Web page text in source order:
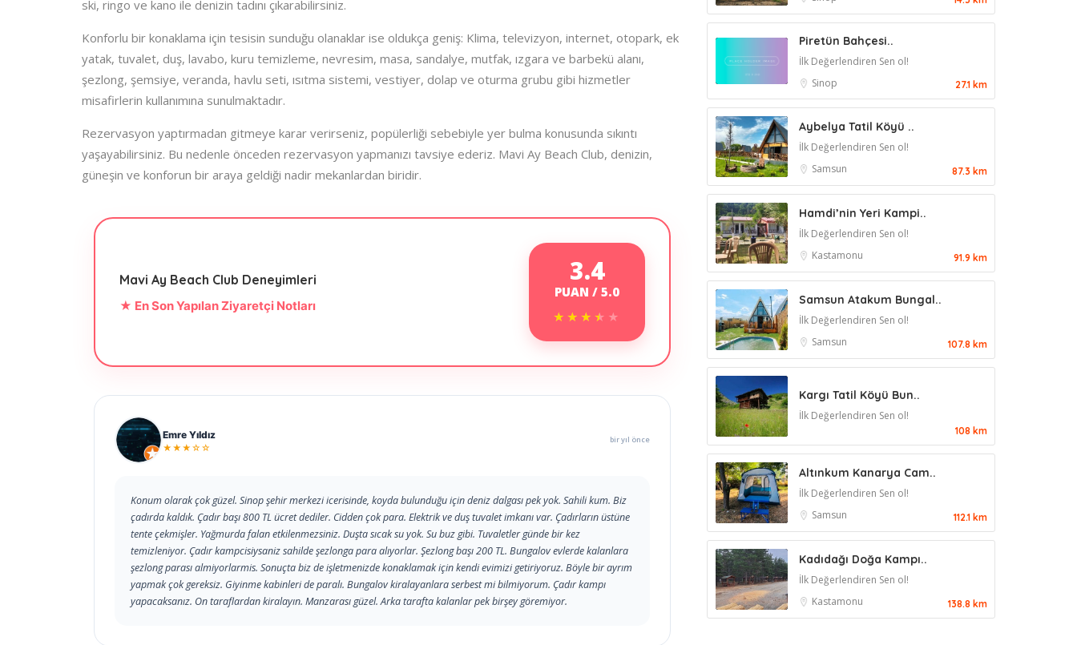
ski, ringo ve kano ile denizin tadını çıkarabilirsiniz.
Konforlu bir konaklama için tesisin sunduğu olanaklar ise oldukça geniş: Klima, televizyon, internet, otopark, ek
yatak, tuvalet, duş, lavabo, kuru temizleme, nevresim, masa, sandalye, mutfak, ızgara ve barbekü alanı,
şezlong, şemsiye, veranda, havlu seti, ısıtma sistemi, vestiyer, dolap ve oturma grubu gibi hizmetler
misafirlerin kullanımına sunulmaktadır.
Rezervasyon yaptırmadan gitmeye karar verirseniz, popülerliği sebebiyle yer bulma konusunda sıkıntı
yaşayabilirsiniz. Bu nedenle önceden rezervasyon yapmanızı tavsiye ederiz. Mavi Ay Beach Club, denizin,
güneşin ve konforun bir araya geldiği nadir mekanlardan biridir.
Mavi Ay Beach Club Deneyimleri
★ En Son Yapılan Ziyaretçi Notları
3.4
PUAN / 5.0
★★★★★
★★★★★
Emre Yıldız
★★★☆☆
bir yıl önce
Konum olarak çok güzel. Sinop şehir merkezi icerisinde, koyda bulunduğu için deniz dalgası pek yok. Sahili kum. Biz
çadırda kaldık. Çadır başı 800 TL ücret dediler. Cidden çok para. Elektrik ve duş tuvalet imkanı var. Çadırların üstüne
tente çekmişler. Yağmurda falan etkilenmezsiniz. Duşta sıcak su yok. Su buz gibi. Tuvaletler günde bir kez
temizleniyor. Çadır kampcisiysaniz sahilde şezlonga para alıyorlar. Şezlong başı 200 TL. Bungalov evlerde kalanlara
şezlong parası almiyorlarmis. Sonuçta biz de işletmenizde konaklamak için kendi evimizi getiriyoruz. Böyle bir ayrım
yapmak çok gereksiz. Giyinme kabinleri de paralı. Bungalov kiralayanlara serbest mi bilmiyorum. Çadır kampı
yapacaksanız. On taraflardan kiralayın. Manzarası güzel. Arka tarafta kalanlar pek birşey göremiyor.
Piretün Bahçesi..
İlk Değerlendiren Sen ol!
Sinop
27.1 km
Aybelya Tatil Köyü ..
İlk Değerlendiren Sen ol!
Samsun
87.3 km
Hamdi’nin Yeri Kampi..
İlk Değerlendiren Sen ol!
Kastamonu
91.9 km
Samsun Atakum Bungal..
İlk Değerlendiren Sen ol!
Samsun
107.8 km
Kargı Tatil Köyü Bun..
İlk Değerlendiren Sen ol!
108 km
Altınkum Kanarya Cam..
İlk Değerlendiren Sen ol!
Samsun
112.1 km
Kadıdağı Doğa Kampı..
İlk Değerlendiren Sen ol!
Kastamonu
138.8 km